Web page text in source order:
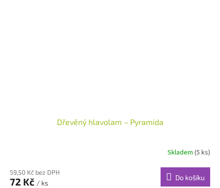
Dřevěný hlavolam – Pyramida
Skladem (5 ks)
59,50 Kč bez DPH
72 Kč / ks
Do košíku